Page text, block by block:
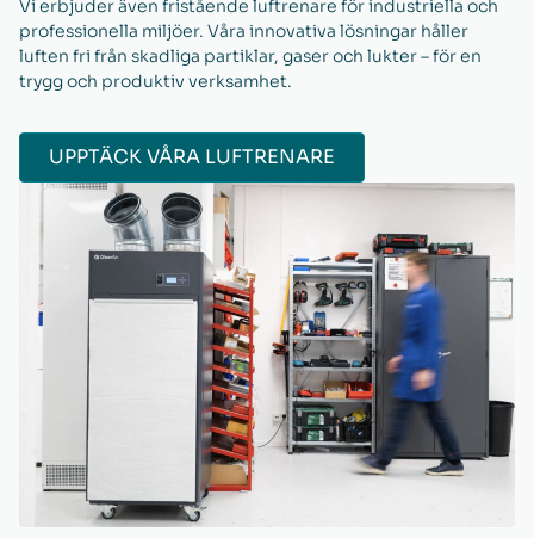
Vi erbjuder även fristående luftrenare för industriella och
professionella miljöer. Våra innovativa lösningar håller
luften fri från skadliga partiklar, gaser och lukter – för en
trygg och produktiv verksamhet.
UPPTÄCK VÅRA LUFTRENARE